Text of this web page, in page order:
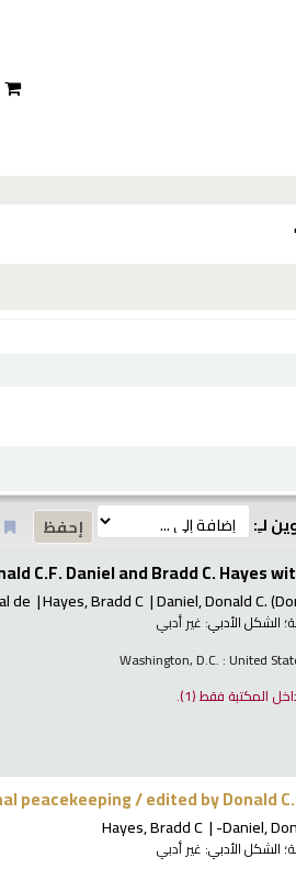
لـِ:
C.F. Daniel and Bradd C. Hayes
Daniel, Donald C.
Hayes, Bradd C
de
؛ الشكل الأدبي: غير أدبي
Washington, D.C. : United
المكتبة فقط(1).
peacekeeping /edited by Donald
Daniel,
Hayes, Bradd C
؛ الشكل الأدبي: غير أدبي